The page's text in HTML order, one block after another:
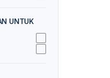
UNTUK